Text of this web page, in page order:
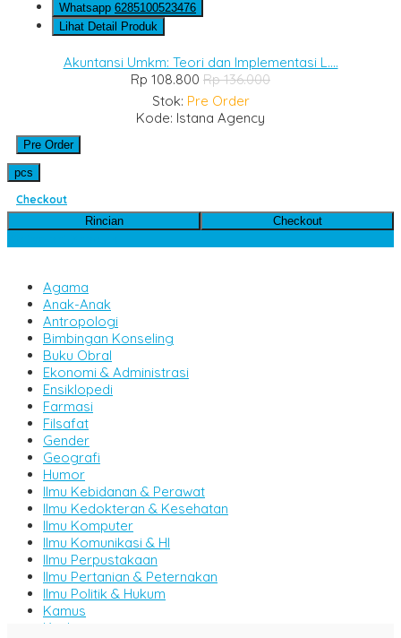
Whatsapp 6285100523476
Lihat Detail Produk
Akuntansi Umkm: Teori dan Implementasi L....
Rp 108.800 Rp 136.000
Stok: Pre Order
Kode: Istana Agency
Pre Order
pcs
Checkout
Rincian
Checkout
Agama
Anak-Anak
Antropologi
Bimbingan Konseling
Buku Obral
Ekonomi & Administrasi
Ensiklopedi
Farmasi
Filsafat
Gender
Geografi
Humor
Ilmu Kebidanan & Perawat
Ilmu Kedokteran & Kesehatan
Ilmu Komputer
Ilmu Komunikasi & HI
Ilmu Perpustakaan
Ilmu Pertanian & Peternakan
Ilmu Politik & Hukum
Kamus
Kitab